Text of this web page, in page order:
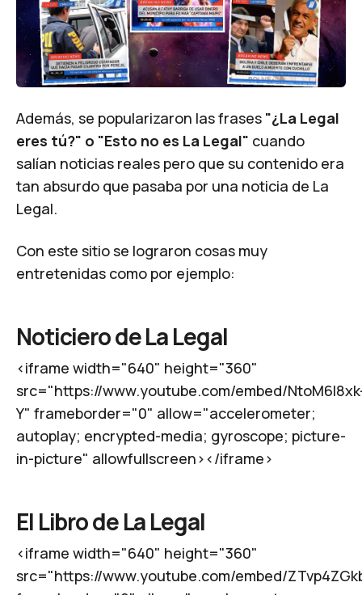
Además, se popularizaron las frases "¿La Legal
eres tú?" o "Esto no es La Legal" cuando
salían noticias reales pero que su contenido era
tan absurdo que pasaba por una noticia de La
Legal.
Con este sitio se lograron cosas muy
entretenidas como por ejemplo:
Noticiero de La Legal
<iframe width="640" height="360"
src="https://www.youtube.com/embed/
Y" frameborder="0" allow="accelerometer;
autoplay; encrypted-media; gyroscope; picture-
in-picture" allowfullscreen></iframe>
El Libro de La Legal
<iframe width="640" height="360"
src="https://www.youtube.com/embed/